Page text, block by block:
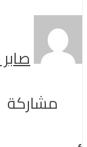
مشاركة